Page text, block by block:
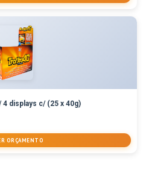
displays c/ (25 x 40g)
ORÇAMENTO